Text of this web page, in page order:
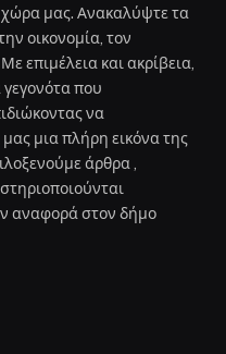
μας. Ανακαλύψτε τα
οικονομία, τον
επιμέλεια και ακρίβεια,
γεγονότα που
να
μια πλήρη εικόνα της
άρθρα ,
αναφορά στον δήμο